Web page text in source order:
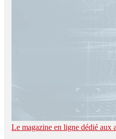
Le magazine en ligne dédié aux